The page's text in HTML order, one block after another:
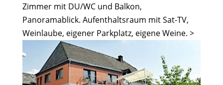
Zimmer mit DU/WC und Balkon,
Panoramablick. Aufenthaltsraum mit Sat-TV,
Weinlaube, eigener Parkplatz, eigene Weine. >